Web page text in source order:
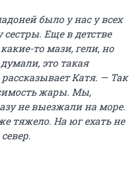
было у нас у всех
сестры. Еще в детстве
то мази, гели, но
это такая
Катя. — Так
жары. Мы,
не выезжали на море.
тяжело. На юг ехать не